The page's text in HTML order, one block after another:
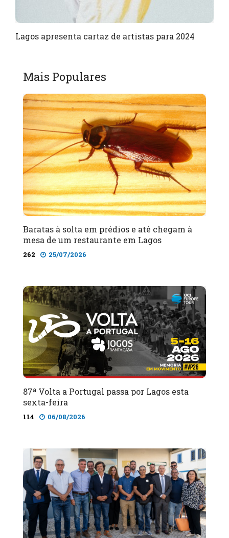
Lagos apresenta cartaz de artistas para 2024
Mais Populares
Baratas à solta em prédios e até chegam à
mesa de um restaurante em Lagos
262 25/07/2026
87ª Volta a Portugal passa por Lagos esta
sexta-feira
114 06/08/2026